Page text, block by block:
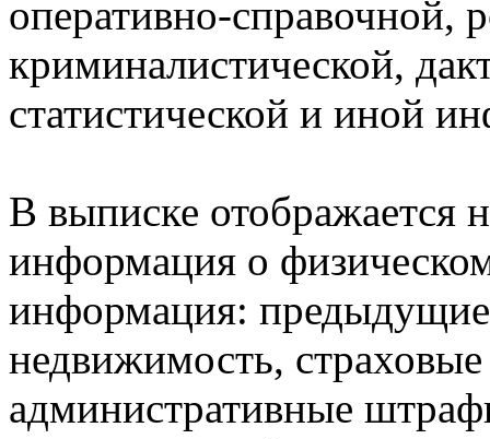
оперативно-справочной,
криминалистической,
статистической и иной
В выписке отображается
информация о
информация:
недвижимость,
административные